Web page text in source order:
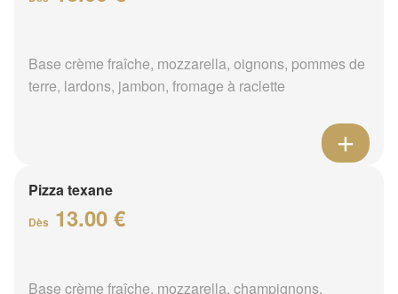
Base crème fraîche, mozzarella, oignons, pommes de
terre, lardons, jambon, fromage à raclette
Pizza texane
Dès 13.00 €
Base crème fraîche, mozzarella, champignons,